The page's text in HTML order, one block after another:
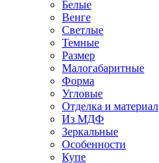
Белые
Венге
Светлые
Темные
Размер
Малогабаритные
Форма
Угловые
Отделка и материал
Из МДФ
Зеркальные
Особенности
Купе